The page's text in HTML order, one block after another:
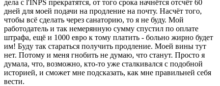
дела с l'INPS прекратятся, от того срока начнётся отсчёт 60
дней для моей подачи на продление на почту. Насчёт того,
чтобы всё сделать через санаторию, то я не буду. Мой
работодатель и так немерянную сумму спустил по оплате
штрафа, ещё и 1000 евро к тому платить - больно жирно будет
им! Буду так стараться получить продление. Моей вины тут
нет. Потому и меня гнобить не думаю, что станут. Просто я
думала, что, возможно, кто-то уже сталкивался с подобной
историей, и сможет мне подсказать, как мне правильней себя
вести.